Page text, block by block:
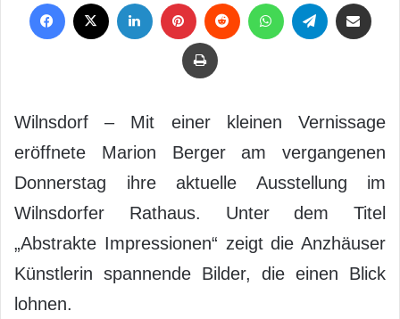
Drucken
Wilnsdorf – Mit einer kleinen Vernissage
eröffnete Marion Berger am vergangenen
Donnerstag ihre aktuelle Ausstellung im
Wilnsdorfer Rathaus. Unter dem Titel
„Abstrakte Impressionen“ zeigt die Anzhäuser
Künstlerin spannende Bilder, die einen Blick
lohnen.